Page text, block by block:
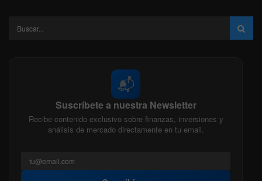
📬
Suscríbete a nuestra Newsletter
Recibe contenido exclusivo sobre finanzas, inversiones y
análisis de mercado directamente en tu email.